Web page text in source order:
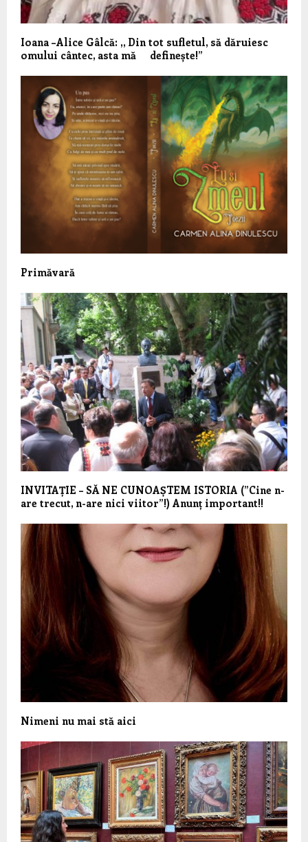
Ioana –Alice Gâlcă: ,, Din tot sufletul, să dăruiesc
omului cântec, asta mă definește!”
Primăvară
INVITAȚIE – SĂ NE CUNOAȘTEM ISTORIA (”Cine n-
are trecut, n-are nici viitor”!) Anunț important!!
Nimeni nu mai stă aici